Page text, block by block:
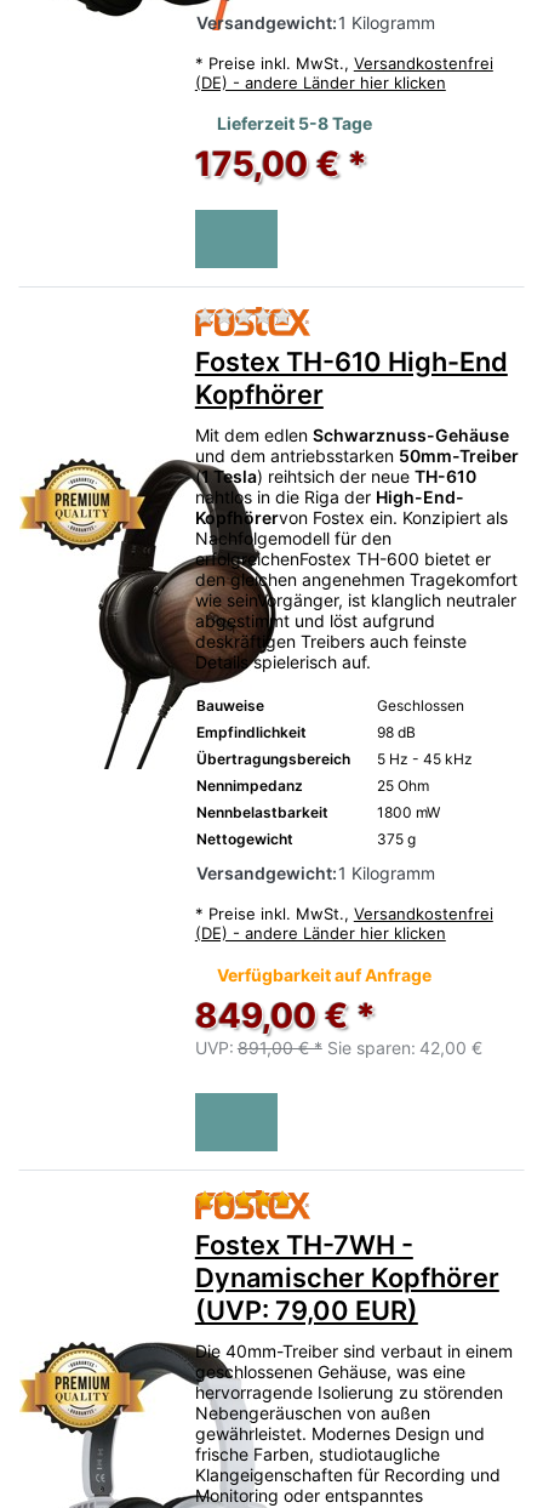
Versandgewicht:1 Kilogramm
* Preise inkl. MwSt., Versandkostenfrei
(DE) - andere Länder hier klicken
Lieferzeit 5-8 Tage
175,00 € *
Zu diesem Produkt liegen
Fostex TH-610 High-End
Kopfhörer
Mit dem edlen Schwarznuss-Gehäuse
und dem antriebsstarken 50mm-Treiber
(1 Tesla) reihtsich der neue TH-610
nahtlos in die Riga der High-End-
Kopfhörervon Fostex ein. Konzipiert als
Nachfolgemodell für den
erfolgreichenFostex TH-600 bietet er
den gleichen angenehmen Tragekomfort
wie seinVorgänger, ist klanglich neutraler
abgestimmt und löst aufgrund
deskräftigen Treibers auch feinste
Details spielerisch auf.
Bauweise
Geschlossen
Empfindlichkeit
98 dB
Übertragungsbereich
5 Hz - 45 kHz
Nennimpedanz
25 Ohm
Nennbelastbarkeit
1800 mW
Nettogewicht
375 g
Versandgewicht:1 Kilogramm
* Preise inkl. MwSt., Versandkostenfrei
(DE) - andere Länder hier klicken
Verfügbarkeit auf Anfrage
849,00 € *
UVP: 891,00 € * Sie sparen: 42,00 €
Bewertung: 5 von 5
Fostex TH-7WH -
Dynamischer Kopfhörer
(UVP: 79,00 EUR)
Die 40mm-Treiber sind verbaut in einem
geschlossenen Gehäuse, was eine
hervorragende Isolierung zu störenden
Nebengeräuschen von außen
gewährleistet. Modernes Design und
frische Farben, studiotaugliche
Klangeigenschaften für Recording und
Monitoring oder entspanntes